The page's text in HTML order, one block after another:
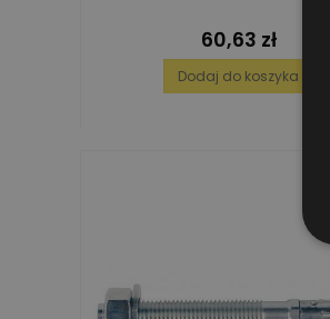
Cena
60,63 zł
Dodaj do koszyka